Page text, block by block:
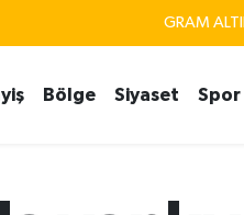
GRAM
BITCOIN
Bölge Siyaset Spor